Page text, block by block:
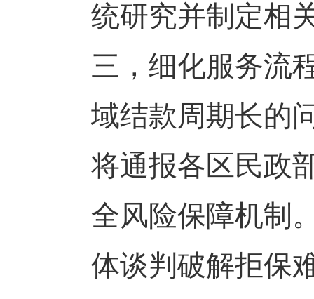
统研究并制定相
三，细化服务流
域结款周期长的
将通报各区民政
全风险保障机制
体谈判破解拒保